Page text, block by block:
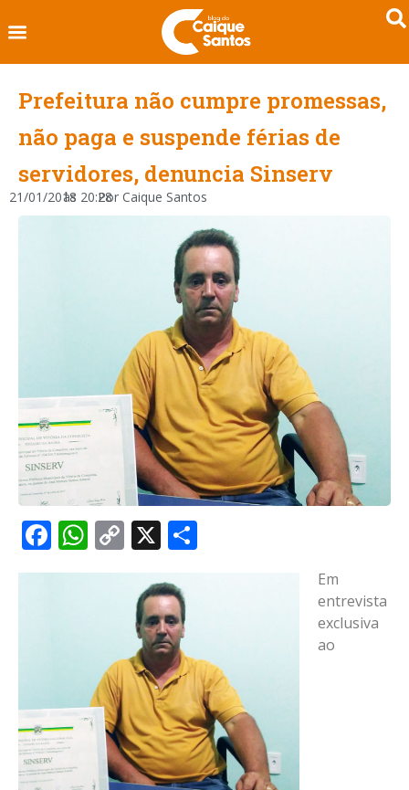
Prefeitura não cumpre promessas,
não paga e suspende férias de
servidores, denuncia Sinserv
21/01/2018
às 20:28
Por Caique Santos
Facebook
WhatsApp
Copy
Link
X
Em
entrevista
exclusiva
ao